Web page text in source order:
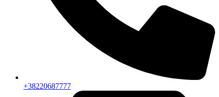
+38220687777